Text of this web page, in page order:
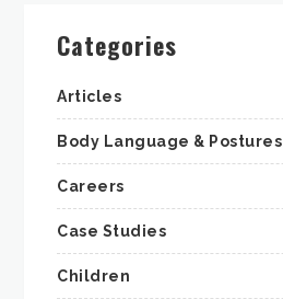
Categories
Articles
Body Language & Postures
Careers
Case Studies
Children